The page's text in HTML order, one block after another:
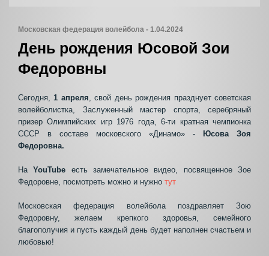
Московская федерация волейбола - 1.04.2024
День рождения Юсовой Зои
Федоровны
Сегодня,1 апреля, свой день рождения празднует советская
волейболистка, Заслуженный мастер спорта, серебряный
призер Олимпийских игр 1976 года, 6-ти кратная чемпионка
СССР в составе московского «Динамо» -
Юсова Зоя
Федоровна.
НаYouTube есть замечательное видео, посвященное Зое
Федоровне, посмотреть можно и нужно тут
Московская федерация волейбола поздравляет Зою
Федоровну, желаем крепкого здоровья, семейного
благополучия и пусть каждый день будет наполнен счастьем и
любовью!